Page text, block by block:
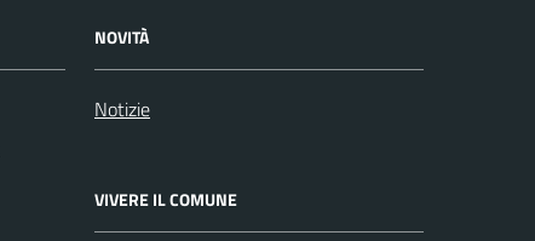
NOVITÀ
Notizie
VIVERE IL COMUNE